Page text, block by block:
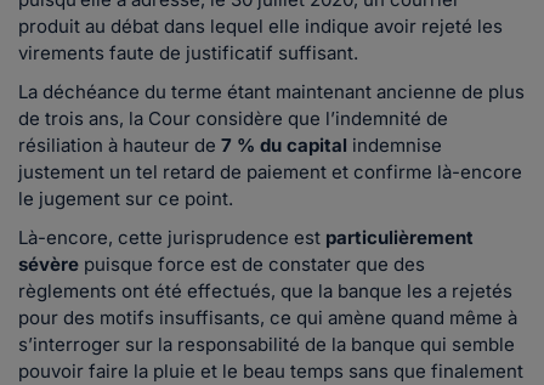
produit au débat dans lequel elle indique avoir rejeté les
virements faute de justificatif suffisant.
La déchéance du terme étant maintenant ancienne de plus
de trois ans, la Cour considère que l’indemnité de
résiliation à hauteur de 7 % du capital indemnise
justement un tel retard de paiement et confirme là-encore
le jugement sur ce point.
Là-encore, cette jurisprudence est particulièrement
sévère puisque force est de constater que des
règlements ont été effectués, que la banque les a rejetés
pour des motifs insuffisants, ce qui amène quand même à
s’interroger sur la responsabilité de la banque qui semble
pouvoir faire la pluie et le beau temps sans que finalement